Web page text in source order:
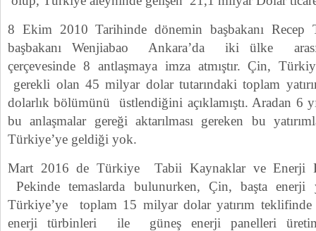
8 Ekim 2010 Tarihinde dönemin başbakanı
başbakanı Wenjiabao Ankara’da iki ülke
çerçevesinde 8 antlaşmaya imza atmıştır. Çin,
gerekli olan 45 milyar dolar tutarındaki toplam
dolarlık bölümünü üstlendiğini açıklamıştı. Aradan 6
bu anlaşmalar gereği aktarılması gereken bu
Türkiye’ye geldiği yok.
Mart 2016 de Türkiye Tabii Kaynaklar ve Enerji
Pekinde temaslarda bulunurken, Çin, başta enerji
Türkiye’ye toplam 15 milyar dolar yatırım
enerji türbinleri ile güneş enerji panelleri